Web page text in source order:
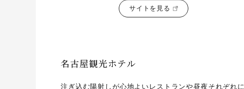
サイトを見る
名古屋観光ホテル
注ぎ込む陽射しが心地よいレストランや昼夜それぞれに